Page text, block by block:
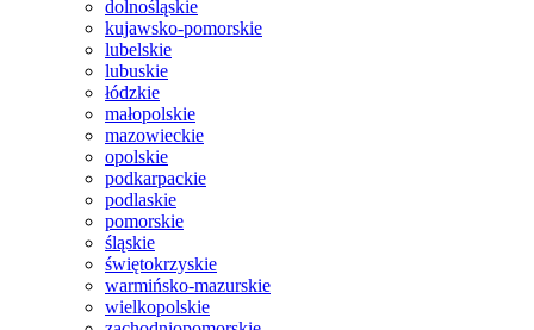
dolnośląskie
kujawsko-pomorskie
lubelskie
lubuskie
łódzkie
małopolskie
mazowieckie
opolskie
podkarpackie
podlaskie
pomorskie
śląskie
świętokrzyskie
warmińsko-mazurskie
wielkopolskie